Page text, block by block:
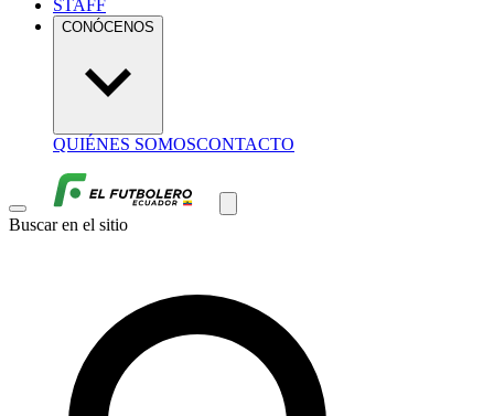
STAFF
CONÓCENOS
QUIÉNES SOMOSCONTACTO
Buscar en el sitio